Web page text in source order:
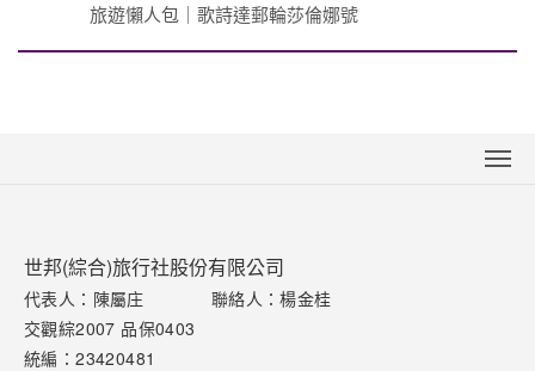
旅遊懶人包｜歌詩達郵輪莎倫娜號
聯絡我們
下載專區
世邦(綜合)旅行社股份有限公司
代表人：陳屬庄
聯絡人：楊金桂
交觀綜2007 品保0403
統編：23420481